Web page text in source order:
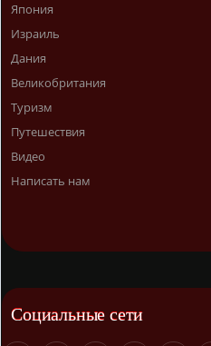
Япония
Израиль
Дания
Великобритания
Туризм
Путешествия
Видео
Написать нам
Социальные сети